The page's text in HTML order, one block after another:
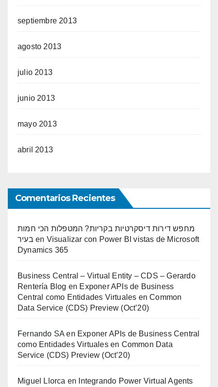
septiembre 2013
agosto 2013
julio 2013
junio 2013
mayo 2013
abril 2013
Comentarios Recientes
מחפש דירות דיסקרטיות בקריות? המטפלות הכי חמות
בעיר en Visualizar con Power BI vistas de Microsoft
Dynamics 365
Business Central – Virtual Entity – CDS – Gerardo
Rentería Blog en Exponer APIs de Business
Central como Entidades Virtuales en Common
Data Service (CDS) Preview (Oct’20)
Fernando SA en Exponer APIs de Business Central
como Entidades Virtuales en Common Data
Service (CDS) Preview (Oct’20)
Miguel Llorca en
Integrando Power Virtual Agents